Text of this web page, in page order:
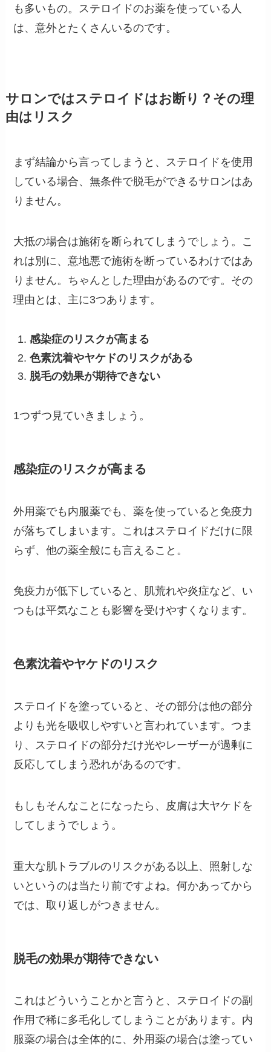
も多いもの。ステロイドのお薬を使っている人
は、意外とたくさんいるのです。
サロンではステロイドはお断り？その理
由はリスク
まず結論から言ってしまうと、ステロイドを使用
している場合、無条件で脱毛ができるサロンはあ
りません。
大抵の場合は施術を断られてしまうでしょう。こ
れは別に、意地悪で施術を断っているわけではあ
りません。ちゃんとした理由があるのです。その
理由とは、主に3つあります。
感染症のリスクが高まる
色素沈着やヤケドのリスクがある
脱毛の効果が期待できない
1つずつ見ていきましょう。
感染症のリスクが高まる
外用薬でも内服薬でも、薬を使っていると免疫力
が落ちてしまいます。これはステロイドだけに限
らず、他の薬全般にも言えること。
免疫力が低下していると、肌荒れや炎症など、い
つもは平気なことも影響を受けやすくなります。
色素沈着やヤケドのリスク
ステロイドを塗っていると、その部分は他の部分
よりも光を吸収しやすいと言われています。つま
り、ステロイドの部分だけ光やレーザーが過剰に
反応してしまう恐れがあるのです。
もしもそんなことになったら、皮膚は大ヤケドを
してしまうでしょう。
重大な肌トラブルのリスクがある以上、照射しな
いというのは当たり前ですよね。何かあってから
では、取り返しがつきません。
脱毛の効果が期待できない
これはどういうことかと言うと、ステロイドの副
作用で稀に多毛化してしまうことがあります。内
服薬の場合は全体的に、外用薬の場合は塗ってい